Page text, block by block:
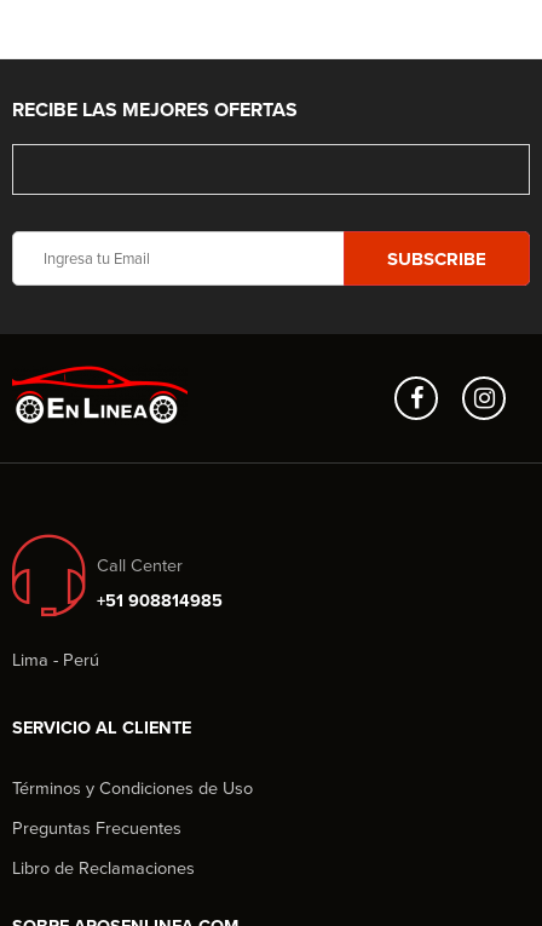
RECIBE LAS MEJORES OFERTAS
Call Center
+51 908814985
Lima - Perú
SERVICIO AL CLIENTE
Términos y Condiciones de Uso
Preguntas Frecuentes
Libro de Reclamaciones